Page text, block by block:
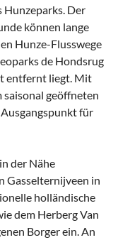
Der
können lange
Hunze-Flusswege
de Hondsrug
entfernt liegt. Mit
geöffneten
für
der Nähe
Gasselternijveen in
holländische
dem Herberg Van
Borger ein. An